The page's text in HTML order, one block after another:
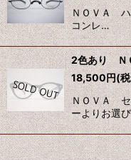
ＮＯＶＡ ハ
コンレ…
2色あり Ｎ
18,500円(
ＮＯＶＡ セ
ーよりお選